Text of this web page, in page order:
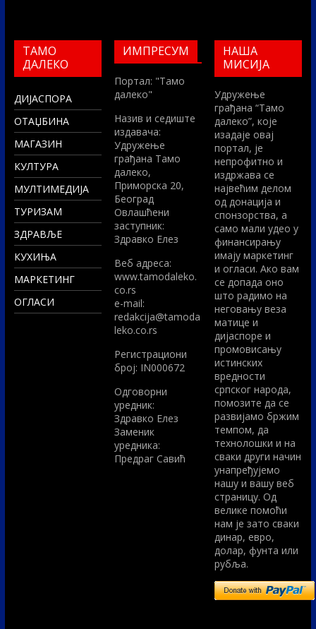
ТАМО
ДАЛЕКО
ДИЈАСПОРА
ОТАЏБИНА
МАГАЗИН
КУЛТУРА
МУЛТИМЕДИЈА
ТУРИЗАМ
ЗДРАВЉЕ
КУХИЊА
МАРКЕТИНГ
ОГЛАСИ
ИМПРЕСУМ
Портал: "Тамо
далеко"
Назив и седиште
издавача:
Удружење
грађана Тамо
далеко,
Приморска 20,
Београд
Овлашћени
заступник:
Здравко Елез
Вeб адреса:
www.tamodaleko.
co.rs
e-mail:
redakcija@tamoda
leko.co.rs
Регистрациони
број: IN000672
Одговорни
уредник:
Здравко Елез
Заменик
уредника:
Предраг Савић
НАША
МИСИЈА
Удружење
грађана “Тамо
далеко”, које
изадаје овај
портал, је
непрофитно и
издржава се
највећим делом
од донација и
спонзорства, а
само мали удео у
финансирању
имају маркетинг
и огласи. Ако вам
се допада оно
што радимо на
неговању веза
матице и
дијаспоре и
промовисању
истинских
вредности
српског народа,
помозите да се
развијамо бржим
темпом, да
технолошки и на
сваки други начин
унапређујемо
нашу и вашу веб
страницу. Од
велике помоћи
нам је зато сваки
динар, евро,
долар, фунта или
рубља.